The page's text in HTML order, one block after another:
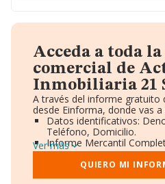
Acceda a toda
comercial de
Inmobiliaria 21
A través del informe gratuito
desde Einforma, donde vas
Datos identificativos:
Teléfono, Domicilio.
Informe Mercantil
Gráficos de Evolución
Consejo de
Directivos y Ejecutivos.
Ver más
QUIERO MI